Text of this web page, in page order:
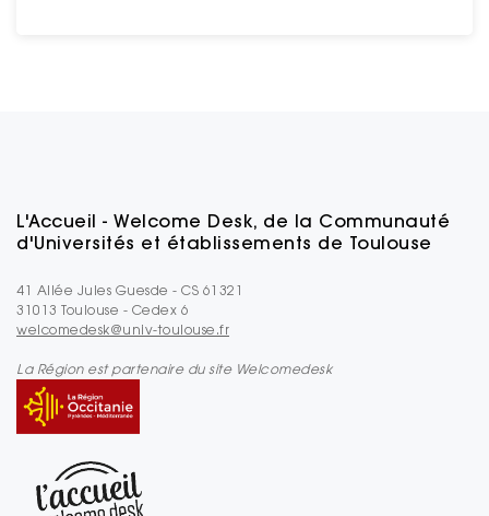
L'Accueil - Welcome Desk, de la Communauté
d'Universités et établissements de Toulouse
41 Allée Jules Guesde - CS 61321
31013 Toulouse - Cedex 6
welcomedesk@univ-toulouse.fr
La Région est partenaire du site Welcomedesk